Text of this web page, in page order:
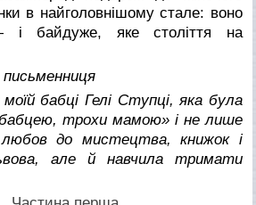
в найголовнішому стале: воно
байдуже, яке століття на
бабці Гелі Ступці, яка була
трохи мамою» і не лише
до мистецтва, книжок і
але й навчила тримати